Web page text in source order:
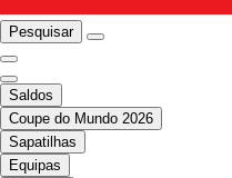
Pesquisar
Saldos
Coupe do Mundo 2026
Sapatilhas
Equipas